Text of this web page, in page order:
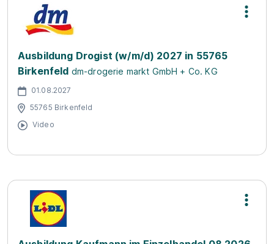
Ausbildung Drogist (w/m/d) 2027 in 55765
Birkenfeld dm-drogerie markt GmbH + Co. KG
01.08.2027
55765 Birkenfeld
Video